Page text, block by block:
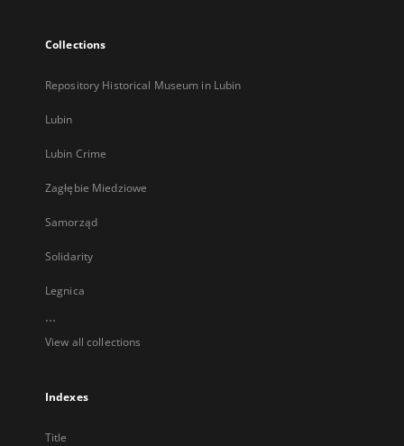
Collections
Repository Historical Museum in Lubin
Lubin
Lubin Crime
Zagłębie Miedziowe
Samorząd
Solidarity
Legnica
...
View all collections
Indexes
Title